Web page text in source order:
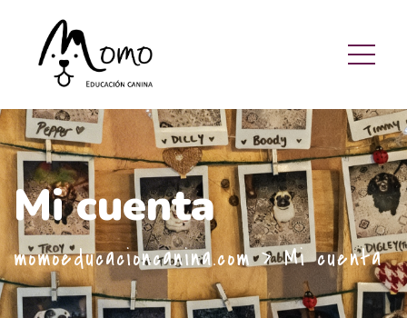
Mi cuenta
momoeducacioncanina.com>Mi cuenta